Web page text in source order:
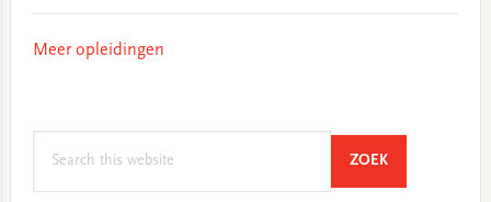
Meer opleidingen
ZOEKSEARCH